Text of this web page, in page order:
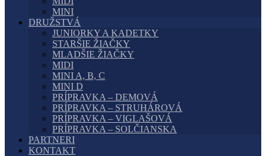
MINI
DRUŽSTVÁ
JUNIORKY A KADETKY
STARŠIE ŽIAČKY
MLADŠIE ŽIAČKY
MIDI
MINI A, B, C
MINI D
PRÍPRAVKA – DEMOVÁ
PRÍPRAVKA – STRUHÁROVÁ
PRÍPRAVKA – VIGLAŠOVÁ
PRÍPRAVKA – SOLČIANSKA
PARTNERI
KONTAKT